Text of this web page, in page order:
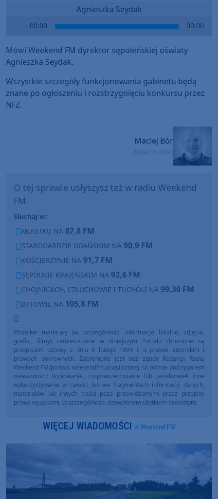
Agnieszka Seydak
00:00 00:00
Mówi Weekend FM dyrektor sępoleńskiej oświaty
Agnieszka Seydak.
Wszystkie szczegóły funkcjonowania gabinetu będą
znane po ogłoszeniu i rozstrzygnięciu konkursu przez
NFZ.
Maciej Bór
Pokaż e-mail
O tej sprawie usłyszysz też w radiu Weekend
FM.
Słuchaj w:
MIASTKU NA 87,8 FM
STAROGARDZIE GDAŃSKIM NA 90,9 FM
KOŚCIERZYNIE NA 91,7 FM
SĘPÓLNIE KRAJEŃSKIM NA 92,6 FM
CHOJNICACH, CZŁUCHOWIE I TUCHOLI NA 99,30 FM
BYTOWIE NA 105,8 FM
Wszelkie materiały (w szczególności informacje lokalne, zdjęcia,
grafiki, filmy) zamieszczone w niniejszym Portalu chronione są
przepisami ustawy z dnia 4 lutego 1994 r. o prawie autorskim i
prawach pokrewnych. Zabronione jest bez zgody Redakcji Radia
Weekend FM/portalu weekendfm.pl wyrażonej na piśmie pod rygorem
nieważności: kopiowanie, rozpowszechnianie lub jakiekolwiek inne
wykorzystywanie w całości lub we fragmentach informacji, danych,
materiałów lub innych treści poza przewidzianymi przez przepisy
prawa wyjątkami, w szczególności dozwolonym użytkiem osobistym.
WIĘCEJ WIADOMOŚCI w Weekend FM